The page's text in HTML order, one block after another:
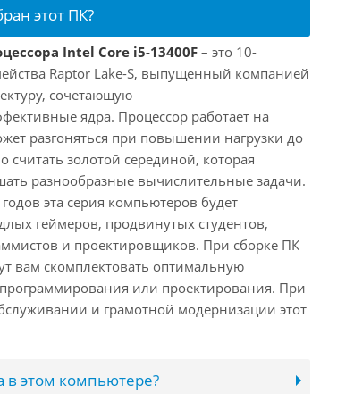
этот ПК?
Intel Core i5-13400F – это 10-
Raptor Lake-S, выпущенный компанией
сочетающую
ядра. Процессор работает на
разгоняться при повышении нагрузки до
золотой серединой, которая
разнообразные вычислительные задачи.
эта серия компьютеров будет
геймеров, продвинутых студентов,
и проектировщиков. При сборке ПК
вам скомплектовать оптимальную
или проектирования. При
и грамотной модернизации этот
в этом компьютере?